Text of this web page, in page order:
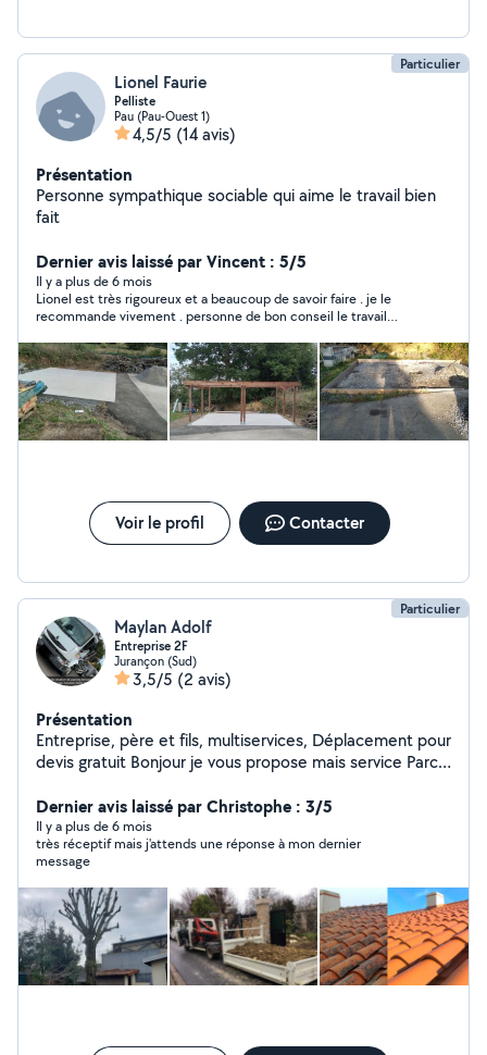
Particulier
Lionel Faurie
Pelliste
Pau (Pau-Ouest 1)
4,5/5 (14 avis)
Présentation
Personne sympathique sociable qui aime le travail bien
fait
Dernier avis laissé par Vincent : 5/5
Il y a plus de 6 mois
Lionel est très rigoureux et a beaucoup de savoir faire . je le
recommande vivement . personne de bon conseil le travail
Voir le profil Contacter
Particulier
Maylan Adolf
Entreprise 2F
Jurançon (Sud)
3,5/5 (2 avis)
Présentation
Entreprise, père et fils, multiservices, Déplacement pour
devis gratuit Bonjour je vous propose mais service Parc
plantation et semences de pelouse ou arbustes
-élagage d'arbres -abattage d'arbres - réalisation de
massif en cailloux ou fleuris -pose de clôture (alu ou
pvc) Gros œuvre : -assainissement - drainage -
terrassement etc Nettoyage : - des toitures et façades
-sOl J'étudie toute proposition de travaux et je
m'adapte au mieux à vos demande . Contacter moi via
l'application A très vite.
Dernier avis laissé par Christophe : 3/5
Il y a plus de 6 mois
très réceptif mais j'attends une réponse à mon dernier
message